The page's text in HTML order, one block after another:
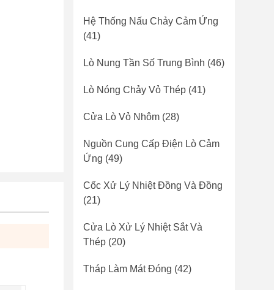
Hệ Thống Nấu Chảy Cảm Ứng
(41)
Lò Nung Tần Số Trung Bình (46)
Lò Nóng Chảy Vỏ Thép (41)
Cửa Lò Vỏ Nhôm (28)
Nguồn Cung Cấp Điện Lò Cảm
Ứng (49)
Cốc Xử Lý Nhiệt Đồng Và Đồng
(21)
Cửa Lò Xử Lý Nhiệt Sắt Và
Thép (20)
Tháp Làm Mát Đóng (42)